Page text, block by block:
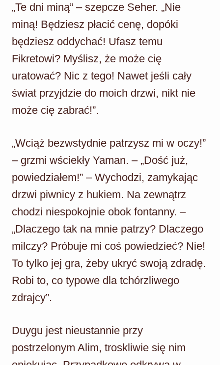
„Te dni miną” – szepcze Seher. „Nie
miną! Będziesz płacić cenę, dopóki
będziesz oddychać! Ufasz temu
Fikretowi? Myślisz, że może cię
uratować? Nic z tego! Nawet jeśli cały
świat przyjdzie do moich drzwi, nikt nie
może cię zabrać!”.
„Wciąż bezwstydnie patrzysz mi w oczy!”
– grzmi wściekły Yaman. – „Dość już,
powiedziałem!” – Wychodzi, zamykając
drzwi piwnicy z hukiem. Na zewnątrz
chodzi niespokojnie obok fontanny. –
„Dlaczego tak na mnie patrzy? Dlaczego
milczy? Próbuje mi coś powiedzieć? Nie!
To tylko jej gra, żeby ukryć swoją zdradę.
Robi to, co typowe dla tchórzliwego
zdrajcy”.
Duygu jest nieustannie przy
postrzelonym Alim, troskliwie się nim